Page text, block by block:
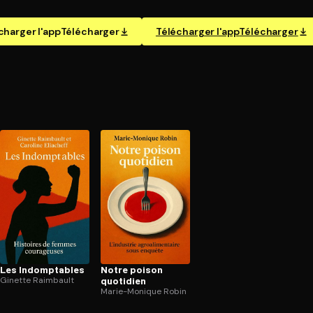
l'appTélécharger Télécharger l'appTélécharger
Les In­domp­tables
Ginette Raimbault
Notre poison
quotidien
Marie-Monique Robin